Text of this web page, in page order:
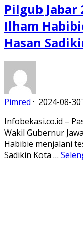
Pilgub Jabar
Ilham
Hasan
Pimred · 2024-08-
Infobekasi.co.id –
Wakil Gubernur
Habibie menjalani
Sadikin Kota …